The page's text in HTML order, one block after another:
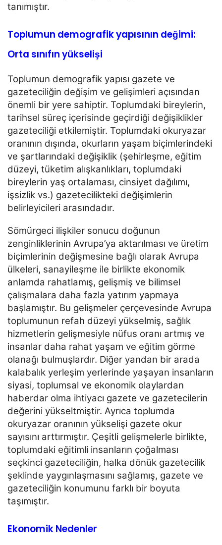
tanımıştır.
Toplumun demografik yapısının değimi:
Orta sınıfın yükselişi
Toplumun demografik yapısı gazete ve
gazeteciliğin değişim ve gelişimleri açısından
önemli bir yere sahiptir. Toplumdaki bireylerin,
tarihsel süreç içerisinde geçirdiği değişiklikler
gazeteciliği etkilemiştir. Toplumdaki okuryazar
oranının dışında, okurların yaşam biçimlerindeki
ve şartlarındaki değişiklik (şehirleşme, eğitim
düzeyi, tüketim alışkanlıkları, toplumdaki
bireylerin yaş ortalaması, cinsiyet dağılımı,
işsizlik vs.) gazetecilikteki değişimlerin
belirleyicileri arasındadır.
Sömürgeci ilişkiler sonucu doğunun
zenginliklerinin Avrupa’ya aktarılması ve üretim
biçimlerinin değişmesine bağlı olarak Avrupa
ülkeleri, sanayileşme ile birlikte ekonomik
anlamda rahatlamış, gelişmiş ve bilimsel
çalışmalara daha fazla yatırım yapmaya
başlamıştır. Bu gelişmeler çerçevesinde Avrupa
toplumunun refah düzeyi yükselmiş, sağlık
hizmetlerin gelişmesiyle nüfus oranı artmış ve
insanlar daha rahat yaşam ve eğitim görme
olanağı bulmuşlardır. Diğer yandan bir arada
kalabalık yerleşim yerlerinde yaşayan insanların
siyasi, toplumsal ve ekonomik olaylardan
haberdar olma ihtiyacı gazete ve gazetecilerin
değerini yükseltmiştir. Ayrıca toplumda
okuryazar oranının yükselişi gazete okur
sayısını arttırmıştır. Çeşitli gelişmelerle birlikte,
toplumdaki eğitimli insanların çoğalması
seçkinci gazeteciliğin, halka dönük gazetecilik
şeklinde yaygınlaşmasını sağlamış, gazete ve
gazeteciliğin konumunu farklı bir boyuta
taşımıştır.
Ekonomik Nedenler